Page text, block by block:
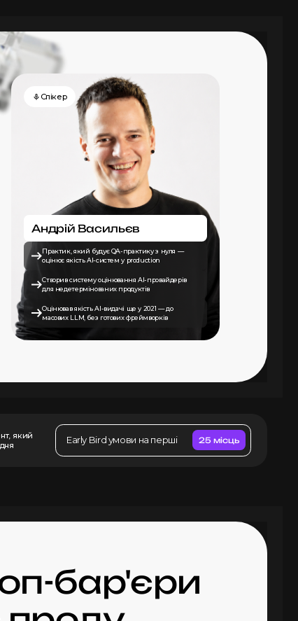
Cпікер
Андрій Васильєв
Практик, який будує QA-практику з нуля —
оцінює якість AI-систем у production
Створив систему оцінювання AI-провайдерів
для недетермінованих продуктів
Оцінював якість AI-видачі ще у 2021 — до
масових LLM, без готових фреймворків
який
Early Bird умови на перші 25 місць
бар'єри